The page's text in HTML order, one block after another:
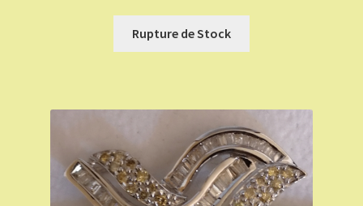
Rupture de Stock